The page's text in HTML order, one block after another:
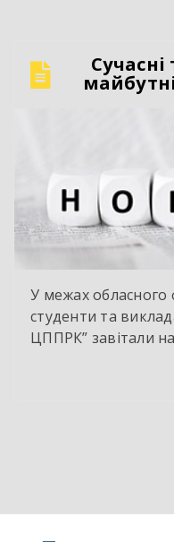
«просто крутити
праця,
Сучасні
У межах
студенти та
ЦППРК” завітали
НВК “Лідер”.